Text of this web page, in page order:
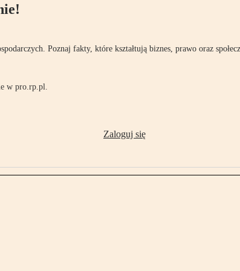
Poznaj fakty, które kształtują biznes, prawo oraz
w pro.rp.pl.
Zaloguj się